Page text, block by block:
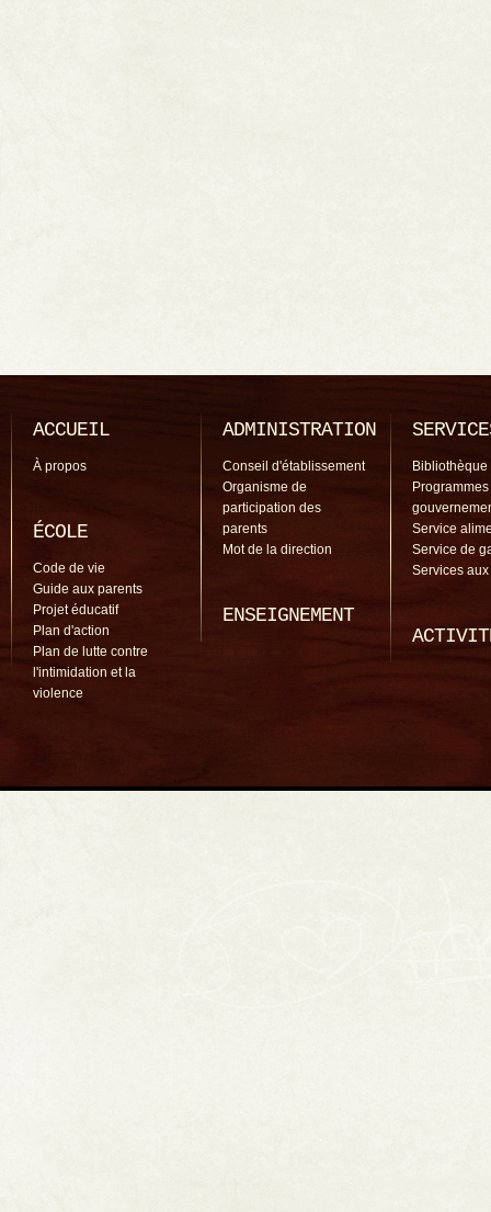
ACCUEIL
À propos
ÉCOLE
Code de vie
Guide aux parents
Projet éducatif
Plan d'action
Plan de lutte contre
l'intimidation et la
violence
ADMINISTRATION
Conseil d'établissement
Organisme de
participation des
parents
Mot de la direction
ENSEIGNEMENT
Bibliothèque
Programmes
Service
Service de
Services